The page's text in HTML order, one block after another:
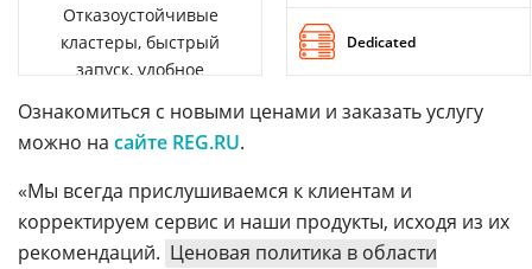
Отказоустойчивые
кластеры, быстрый
запуск, удобное
Dedicated
Ознакомиться с новыми ценами и заказать услугу
можно на сайте REG.RU.
«Мы всегда прислушиваемся к клиентам и
корректируем сервис и наши продукты, исходя из их
рекомендаций. Ценовая политика в области